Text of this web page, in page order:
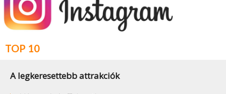
TOP 10
A legkeresettebb attrakciók